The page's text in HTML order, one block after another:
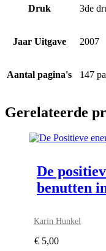
Druk 3de
Jaar Uitgave 2007
Aantal pagina's 147
Gerelateerde
De
benutten
Karin Hunkel
€ 5,00